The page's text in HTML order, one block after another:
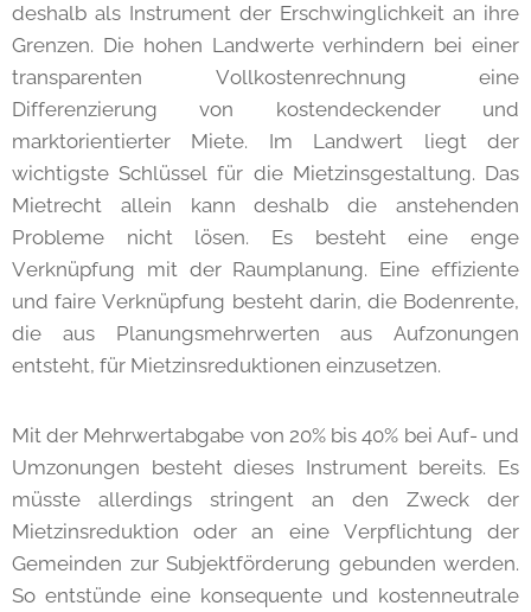
deshalb als Instrument der Erschwinglichkeit an ihre
Grenzen. Die hohen Landwerte verhindern bei einer
transparenten Vollkostenrechnung eine
Differenzierung von kostendeckender und
marktorientierter Miete. Im Landwert liegt der
wichtigste Schlüssel für die Mietzinsgestaltung. Das
Mietrecht allein kann deshalb die anstehenden
Probleme nicht lösen. Es besteht eine enge
Verknüpfung mit der Raumplanung. Eine effiziente
und faire Verknüpfung besteht darin, die Bodenrente,
die aus Planungsmehrwerten aus Aufzonungen
entsteht, für Mietzinsreduktionen einzusetzen.
Mit der Mehrwertabgabe von 20% bis 40% bei Auf- und
Umzonungen besteht dieses Instrument bereits. Es
müsste allerdings stringent an den Zweck der
Mietzinsreduktion oder an eine Verpflichtung der
Gemeinden zur Subjektförderung gebunden werden.
So entstünde eine konsequente und kostenneutrale